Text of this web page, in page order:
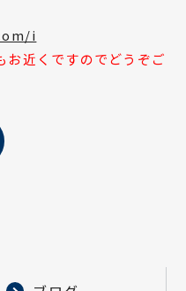
i
お近くですのでどうぞご